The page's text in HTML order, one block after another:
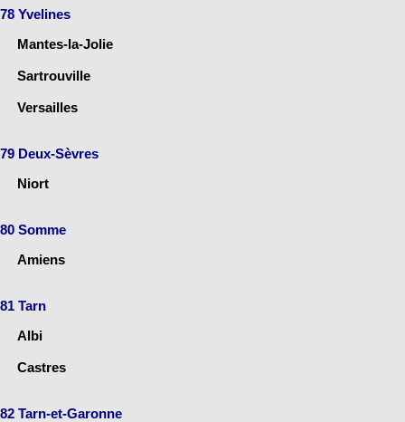
78 Yvelines
Mantes-la-Jolie
Sartrouville
Versailles
79 Deux-Sèvres
Niort
80 Somme
Amiens
81 Tarn
Albi
Castres
82 Tarn-et-Garonne